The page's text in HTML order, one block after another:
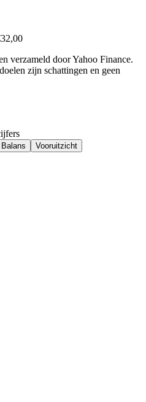
verzameld door Yahoo Finance.
zijn schattingen en geen
Balans Vooruitzicht